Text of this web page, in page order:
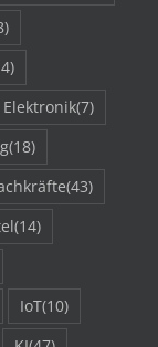
Elektronik(7)
(18)
(43)
(14)
IoT(10)